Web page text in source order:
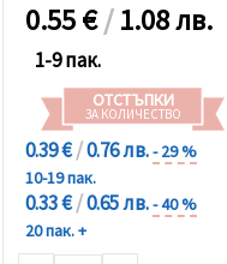
0.55€/1.08 лв.
1-9 пак.
ОТСТЪПКИ
ЗА КОЛИЧЕСТВО
0.39 €/0.76 лв.- 29 %
10-19 пак.
0.33 €/0.65 лв.- 40 %
20 пак. +